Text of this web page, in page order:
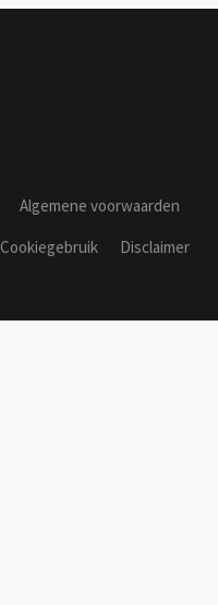
Algemene voorwaarden
Cookiegebruik
Disclaimer